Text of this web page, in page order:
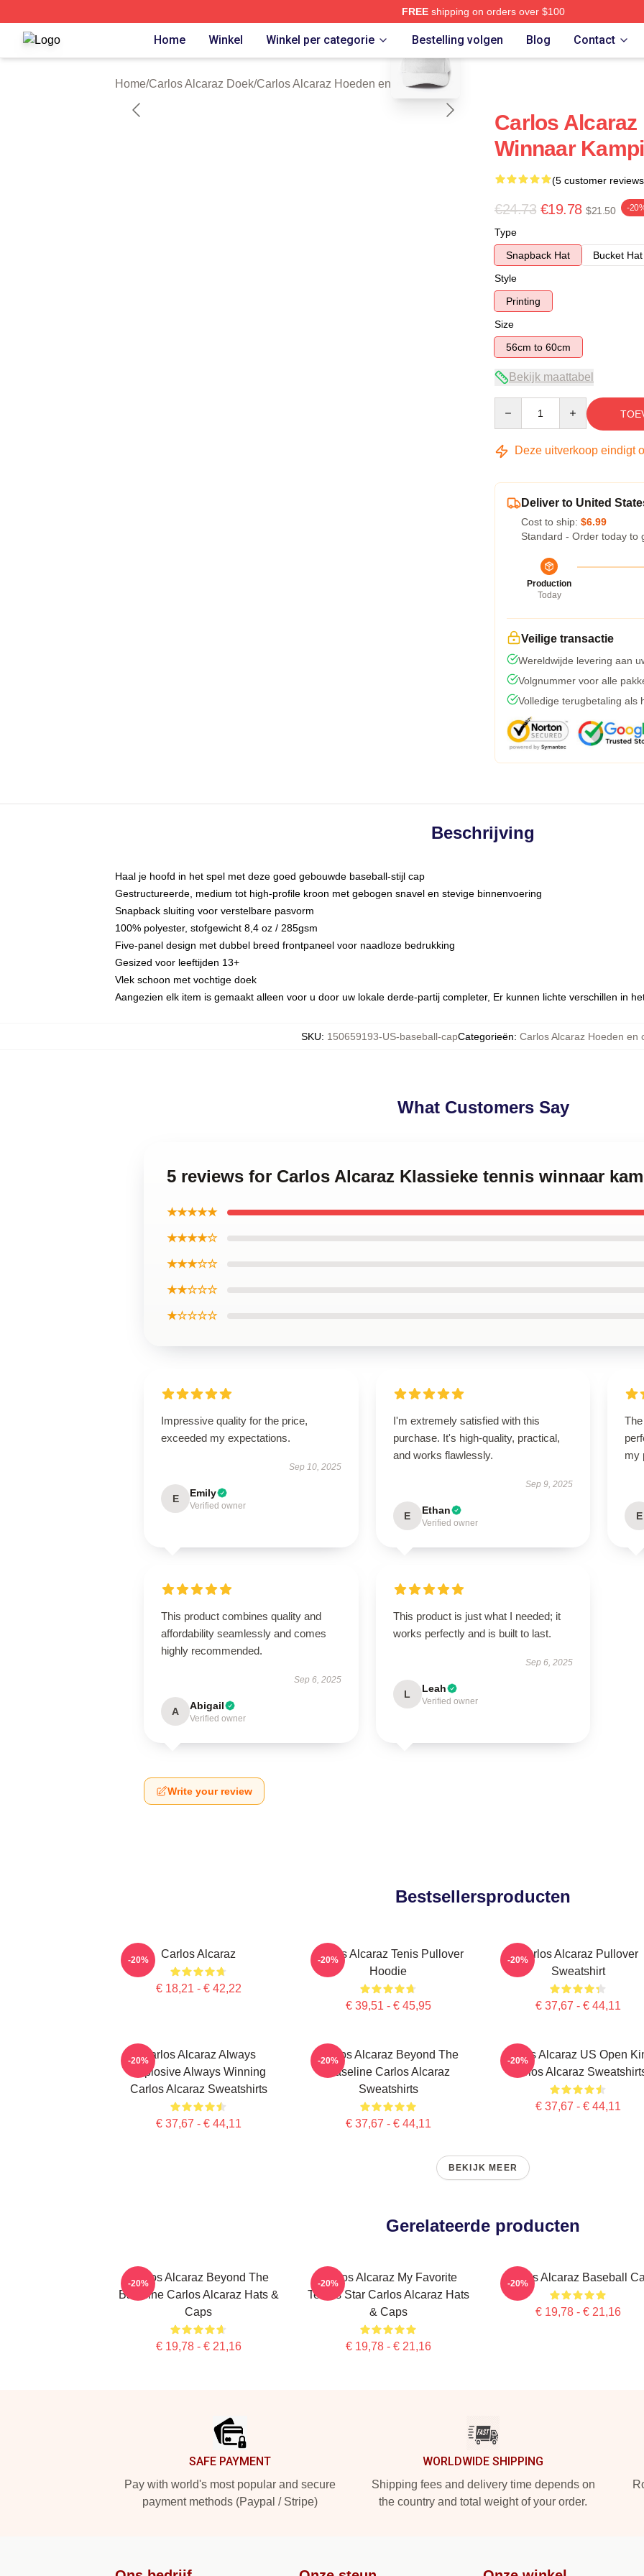
FREEshipping on orders over $100
Carlos Alcaraz Shop ⚡️ Officially Licensed Carlos Alcaraz Merch Store
Home Winkel Winkel per categorie Bestelling volgen Blog Contact
Home/Carlos Alcaraz Doek/Carlos Alcaraz Hoeden en caps
blank template
Carlos
Winnaar
(5 customer
€24.73 €19.78 $21.50 -
Type
Snapback Hat
Bucket Hat
Style
Printing
Size
56cm to 60cm
Bekijk maattabel
Deze uitverkoop eindigt
Deliver to United
Cost to ship: $6.99
Standard - Order today to
Production
Today
Veilige transactie
Wereldwijde levering aan
Volgnummer voor alle
Volledige terugbetaling als
Beschrijving
Haal je hoofd in het spel met deze goed gebouwde baseball-stijl cap
Gestructureerde, medium tot high-profile kroon met gebogen snavel en stevige binnenvoering
Snapback sluiting voor verstelbare pasvorm
100% polyester, stofgewicht 8,4 oz / 285gsm
Five-panel design met dubbel breed frontpaneel voor naadloze bedrukking
Gesized voor leeftijden 13+
Vlek schoon met vochtige doek
Aangezien elk item is gemaakt alleen voor u door uw lokale derde-partij completer, Er kunnen lichte verschillen in
SKU: 150659193-US-baseball-capCategorieën: Carlos Alcaraz Hoeden en
What Customers Say
5 reviews for Carlos Alcaraz Klassieke tennis winnaar
★★★★★
★★★★☆
★★★☆☆
★★☆☆☆
★☆☆☆☆
Impressive quality for the price,
exceeded my expectations.
Sep 10, 2025
E Emily
Verified owner
I'm extremely satisfied with this
purchase. It's high-quality, practical,
and works flawlessly.
Sep 9, 2025
E Ethan
Verified owner
my
E
This product combines quality and
affordability seamlessly and comes
highly recommended.
Sep 6, 2025
A Abigail
Verified owner
This product is just what I needed; it
works perfectly and is built to last.
Sep 6, 2025
L Leah
Verified owner
Write your review
Bestsellersproducten
Carlos Alcaraz
€ 18,21 - € 42,22
-20%
Carlos Alcaraz Tenis Pullover
Hoodie
€ 39,51 - € 45,95
-20%
Carlos Alcaraz Pullover
Sweatshirt
€ 37,67 - € 44,11
-20%
Carlos Alcaraz Always
Explosive Always Winning
Carlos Alcaraz Sweatshirts
€ 37,67 - € 44,11
-20%
Carlos Alcaraz Beyond The
Baseline Carlos Alcaraz
Sweatshirts
€ 37,67 - € 44,11
-20%
Carlos Alcaraz US Open
Carlos Alcaraz
€ 37,67 - € 44,11
-20%
BEKIJK MEER
Gerelateerde producten
Carlos Alcaraz Beyond The
Baseline Carlos Alcaraz Hats &
Caps
€ 19,78 - € 21,16
-20%
Carlos Alcaraz My Favorite
Tennis Star Carlos Alcaraz Hats
& Caps
€ 19,78 - € 21,16
-20% Carlos Alcaraz Baseball
€ 19,78 - € 21,16
-20%
SAFE PAYMENT
Pay with world's most popular and secure
payment methods (Paypal / Stripe)
WORLDWIDE SHIPPING
Shipping fees and delivery time depends on
the country and total weight of your order.